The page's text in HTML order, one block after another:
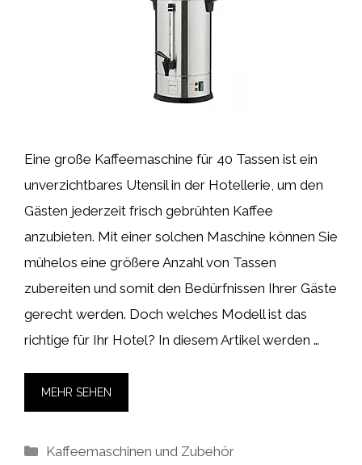
Eine große Kaffeemaschine für 40 Tassen ist ein
unverzichtbares Utensil in der Hotellerie, um den
Gästen jederzeit frisch gebrühten Kaffee
anzubieten. Mit einer solchen Maschine können Sie
mühelos eine größere Anzahl von Tassen
zubereiten und somit den Bedürfnissen Ihrer Gäste
gerecht werden. Doch welches Modell ist das
richtige für Ihr Hotel? In diesem Artikel werden …
MEHR SEHEN
Kategorien
Kaffeemaschinen und Zubehör